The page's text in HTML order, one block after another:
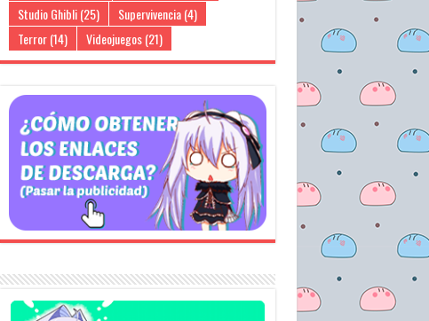
Studio Ghibli(25) Supervivencia(4)
Terror(14) Videojuegos(21)